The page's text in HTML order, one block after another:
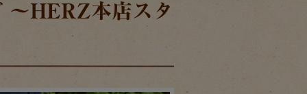
～HERZ本店スタ